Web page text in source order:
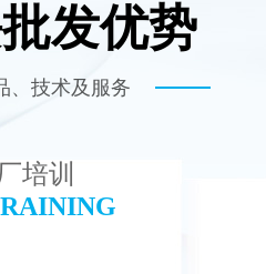
全封闭EDI超纯水处理设备
查看详情
发优势
、技术及服务
培训